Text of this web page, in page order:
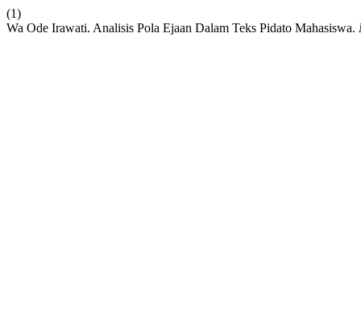
(1)
Wa Ode Irawati. Analisis Pola Ejaan Dalam Teks Pidato Mahasiswa.